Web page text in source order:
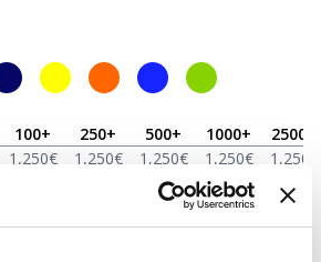
100+ 250+ 500+ 1000+ 2500
1,250€ 1,250€ 1,250€ 1,250€ 1,250
2,090€ 2,047€ 1,890